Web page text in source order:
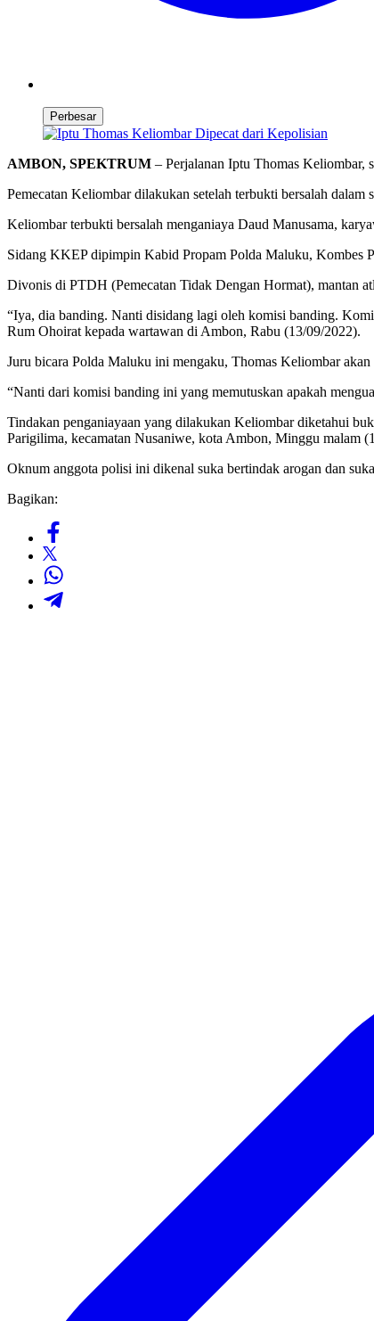
Perbesar
AMBON, SPEKTRUM – Perjalanan Iptu Thomas Keliombar,
Pemecatan Keliombar dilakukan setelah terbukti bersalah
Keliombar terbukti bersalah menganiaya Daud Manusama,
Sidang KKEP dipimpin Kabid Propam Polda Maluku, Kombes
Divonis di PTDH (Pemecatan Tidak Dengan Hormat), mantan
“Iya, dia banding. Nanti disidang lagi oleh komisi banding.
Rum Ohoirat kepada wartawan di Ambon, Rabu (13/09/2022).
Juru bicara Polda Maluku ini mengaku, Thomas Keliombar
“Nanti dari komisi banding ini yang memutuskan apakah
Tindakan penganiayaan yang dilakukan Keliombar diketahui
Parigilima, kecamatan Nusaniwe, kota Ambon, Minggu malam
Oknum anggota polisi ini dikenal suka bertindak arogan dan
Bagikan: